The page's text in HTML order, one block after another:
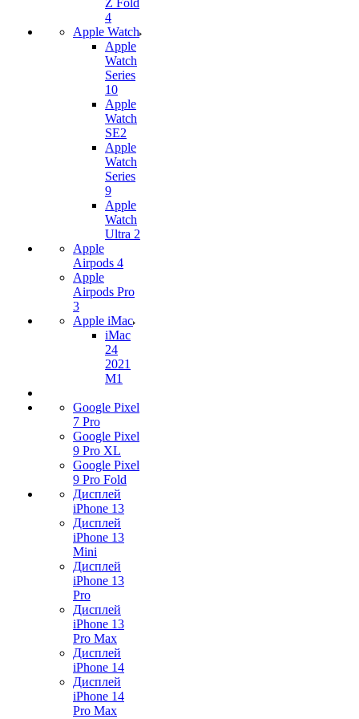
Z Fold
4
Apple Watch
Apple
Watch
Series
10
Apple
Watch
SE2
Apple
Watch
Series
9
Apple
Watch
Ultra 2
Apple
Airpods 4
Apple
Airpods Pro
3
Apple iMac
iMac
24
2021
M1
Google Pixel
7 Pro
Google Pixel
9 Pro XL
Google Pixel
9 Pro Fold
Дисплей
iPhone 13
Дисплей
iPhone 13
Mini
Дисплей
iPhone 13
Pro
Дисплей
iPhone 13
Pro Max
Дисплей
iPhone 14
Дисплей
iPhone 14
Pro Max